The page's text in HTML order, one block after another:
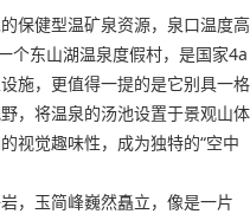
保健型温矿泉资源，泉口温度高
东山湖温泉度假村，是国家4a
施，更值得一提的是它别具一格
，将温泉的汤池设置于景观山体
视觉趣味性，成为独特的“空中
，玉简峰巍然矗立，像是一片